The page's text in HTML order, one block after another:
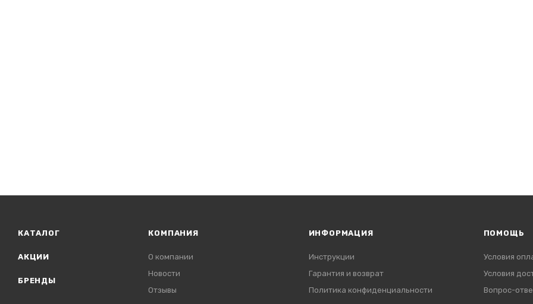
КАТАЛОГ
АКЦИИ
БРЕНДЫ
КОМПАНИЯ
О компании
Новости
Отзывы
ИНФОРМАЦИЯ
Инструкции
Гарантия и возврат
Политика конфиденциальности
ПОМОЩЬ
Условия
Условия
Вопрос-